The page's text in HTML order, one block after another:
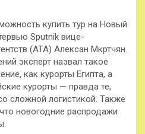
купить тур на Новый
Sputnik вице-
(АТА) Алексан Мкртчян.
эксперт назвал такое
как курорты Египта, а
курорты — правда те,
сложной логистикой. Также
новогодние распродажи